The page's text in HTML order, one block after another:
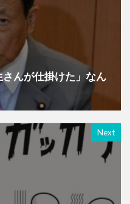
んが仕掛けた」なん
Next